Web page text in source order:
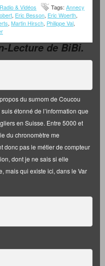
& Vidéos Tags: Annecy
, Eric Besson, Eric Woerth,
, Martin Hirsch, Philippe Val,
Lecture de BiBi.
du surnom de Coucou
étonné de l’information que
en Suisse. Entre 5000 et
du chronomètre me
donc pas le métier de compteur
dont je ne sais si elle
mais qui existe ici, dans le Var